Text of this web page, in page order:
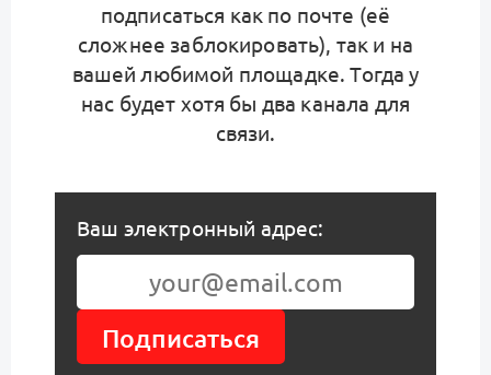
подписаться как по почте (её
сложнее заблокировать), так и на
вашей любимой площадке. Тогда у
нас будет хотя бы два канала для
связи.
Ваш электронный адрес:
Подписаться